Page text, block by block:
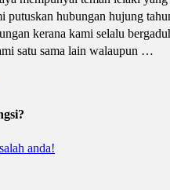
putuskan hubungan hujung
kerana kami selalu
satu sama lain walaupun …